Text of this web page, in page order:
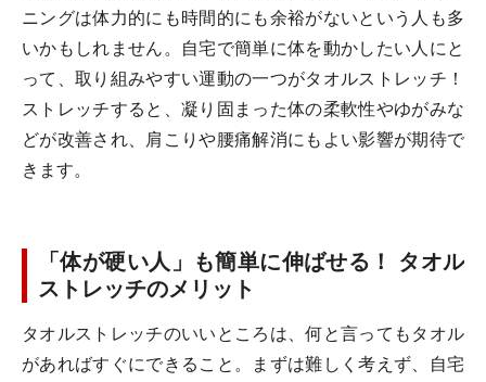
ニングは体力的にも時間的にも余裕がないという人も多
いかもしれません。自宅で簡単に体を動かしたい人にと
って、取り組みやすい運動の一つがタオルストレッチ！
ストレッチすると、凝り固まった体の柔軟性やゆがみな
どが改善され、肩こりや腰痛解消にもよい影響が期待で
きます。
「体が硬い人」も簡単に伸ばせる！ タオル
ストレッチのメリット
タオルストレッチのいいところは、何と言ってもタオル
があればすぐにできること。まずは難しく考えず、自宅